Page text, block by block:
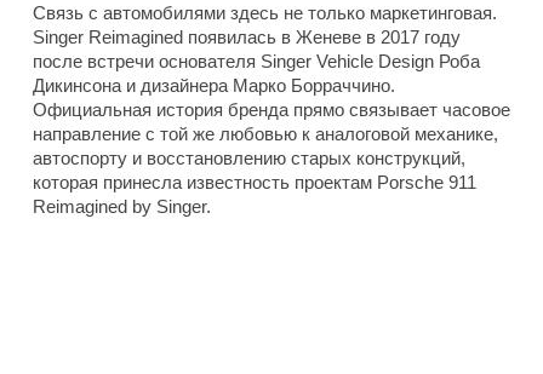
Связь с автомобилями здесь не только маркетинговая.
Singer Reimagined появилась в Женеве в 2017 году
после встречи основателя Singer Vehicle Design Роба
Дикинсона и дизайнера Марко Борраччино.
Официальная история бренда прямо связывает часовое
направление с той же любовью к аналоговой механике,
автоспорту и восстановлению старых конструкций,
которая принесла известность проектам Porsche 911
Reimagined by Singer.